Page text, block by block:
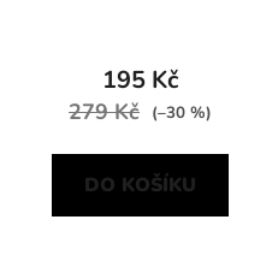
195 Kč
279 Kč (–30 %)
DO KOŠÍKU